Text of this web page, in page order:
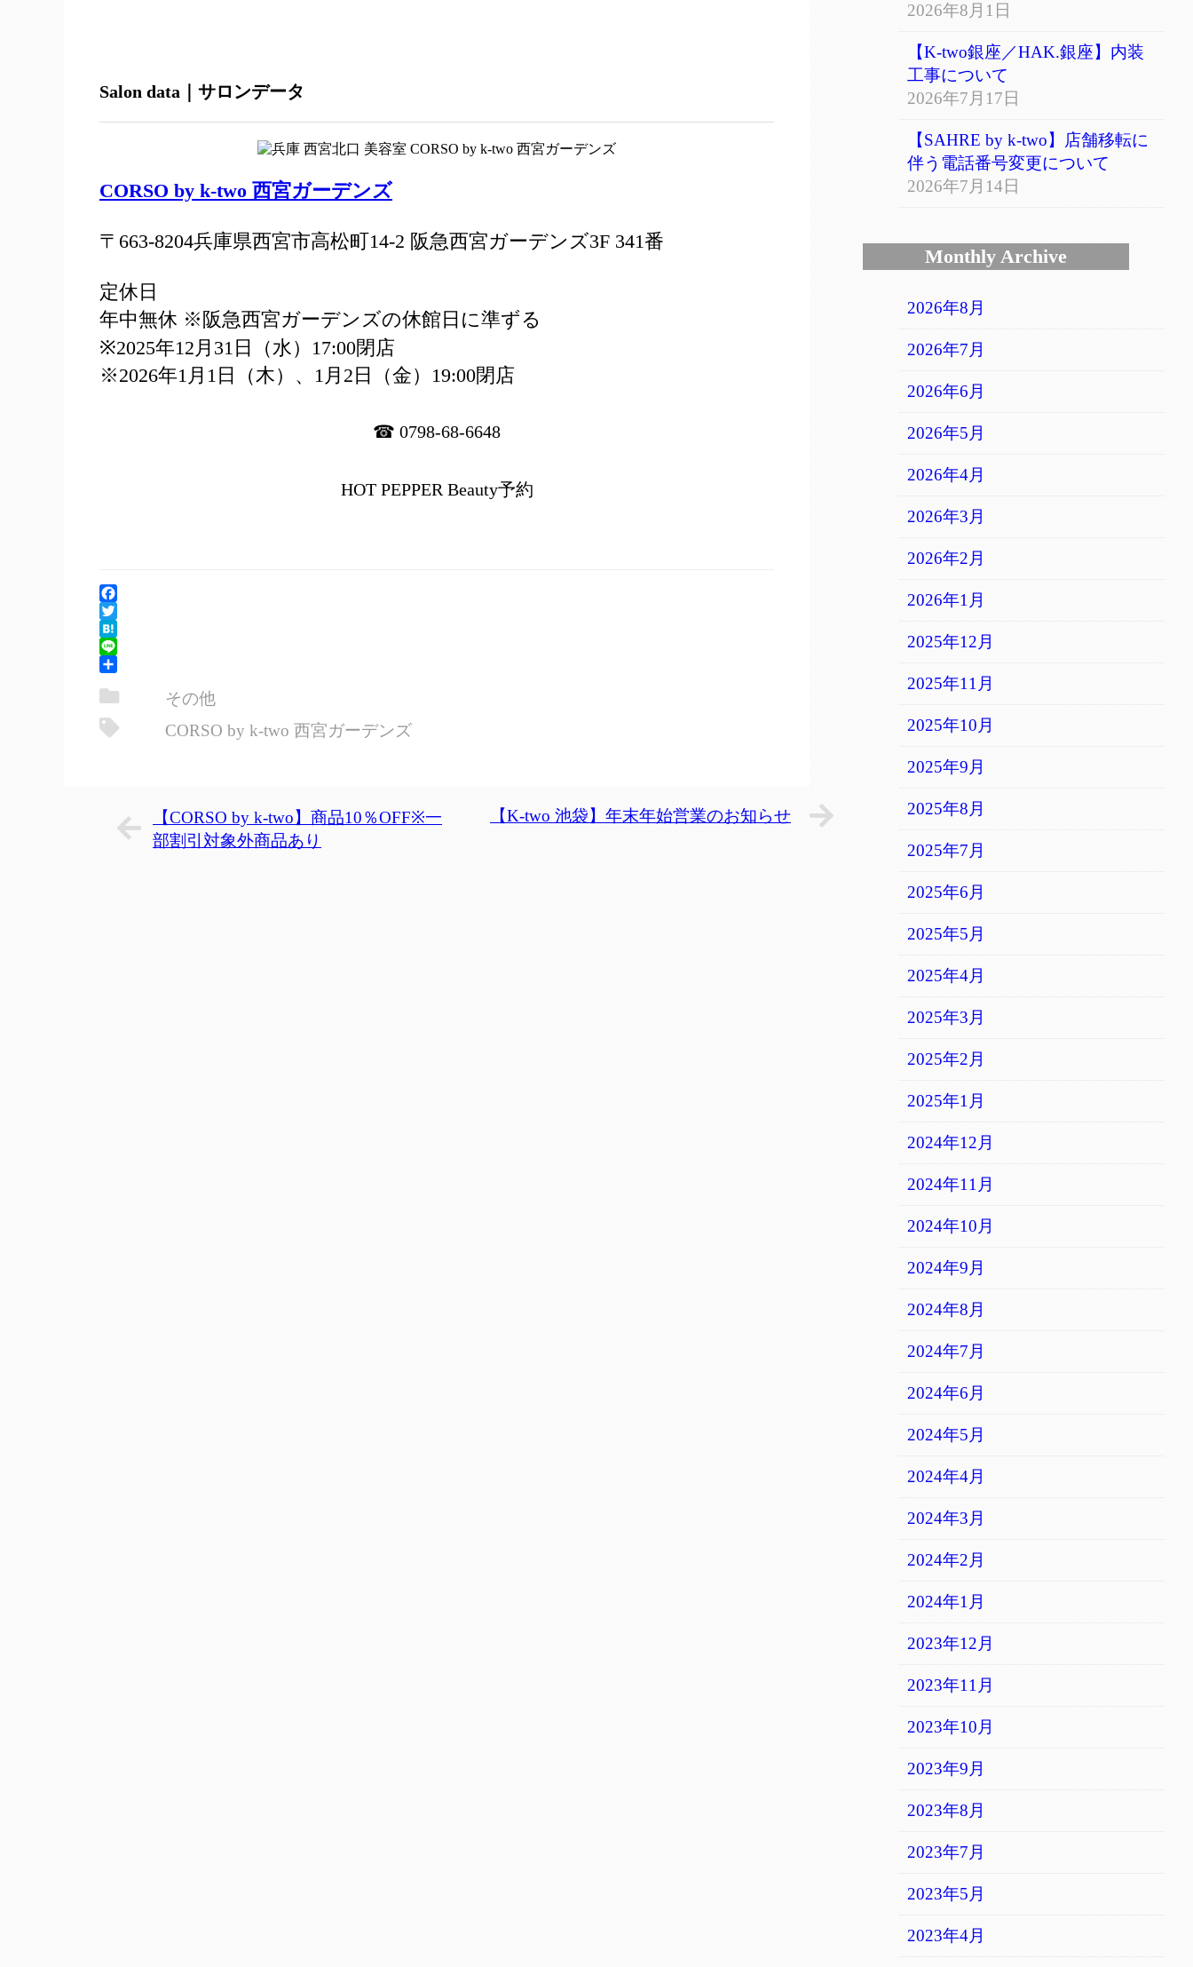
Salon data｜サロンデータ
CORSO by k-two 西宮ガーデンズ
〒663-8204兵庫県西宮市高松町14-2 阪急西宮ガーデンズ3F 341番
定休日
年中無休 ※阪急西宮ガーデンズの休館日に準ずる
※2025年12月31日（水）17:00閉店
※2026年1月1日（木）、1月2日（金）19:00閉店
☎ 0798-68-6648
HOT PEPPER Beauty予約
Facebook
Twitter
Hatena
Line
有
その他
CORSO by k-two 西宮ガーデンズ
【CORSO by k-two】商品10％OFF※一
部割引対象外商品あり
【K-two 池袋】年末年始営業のお知らせ
2026年8月1日
【K-two銀座／HAK.銀座】内装
工事について
2026年7月17日
【SAHRE by k-two】店舗移転に
伴う電話番号変更について
2026年7月14日
Monthly Archive
2026年8月
2026年7月
2026年6月
2026年5月
2026年4月
2026年3月
2026年2月
2026年1月
2025年12月
2025年11月
2025年10月
2025年9月
2025年8月
2025年7月
2025年6月
2025年5月
2025年4月
2025年3月
2025年2月
2025年1月
2024年12月
2024年11月
2024年10月
2024年9月
2024年8月
2024年7月
2024年6月
2024年5月
2024年4月
2024年3月
2024年2月
2024年1月
2023年12月
2023年11月
2023年10月
2023年9月
2023年8月
2023年7月
2023年5月
2023年4月